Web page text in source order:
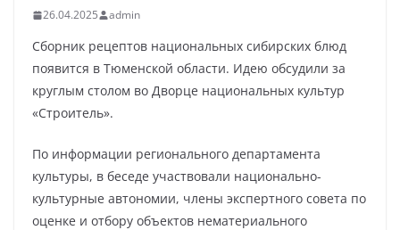
26.04.2025 admin
Сборник рецептов национальных сибирских блюд
появится в Тюменской области. Идею обсудили за
круглым столом во Дворце национальных культур
«Строитель».
По информации регионального департамента
культуры, в беседе участвовали национально-
культурные автономии, члены экспертного совета по
оценке и отбору объектов нематериального